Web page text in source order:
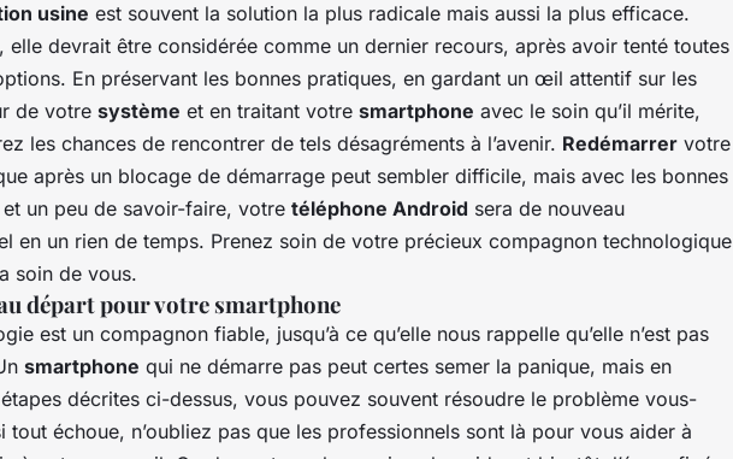
usine est souvent la solution la plus radicale mais aussi la plus efficace.
elle devrait être considérée comme un dernier recours, après avoir tenté toutes
En préservant les bonnes pratiques, en gardant un œil attentif sur les
de votre système et en traitant votre smartphone avec le soin qu’il mérite,
les chances de rencontrer de tels désagréments à l’avenir. Redémarrer votre
après un blocage de démarrage peut sembler difficile, mais avec les bonnes
un peu de savoir-faire, votre téléphone Android sera de nouveau
en un rien de temps. Prenez soin de votre précieux compagnon technologique
soin de vous.
départ pour votre smartphone
est un compagnon fiable, jusqu’à ce qu’elle nous rappelle qu’elle n’est pas
smartphone qui ne démarre pas peut certes semer la panique, mais en
décrites ci-dessus, vous pouvez souvent résoudre le problème vous-
tout échoue, n’oubliez pas que les professionnels sont là pour vous aider à